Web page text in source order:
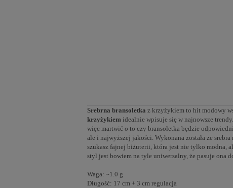
Srebrna bransoletka z krzyżykiem to hit modowy
krzyżykiem idealnie wpisuje się w najnowsze
więc martwić o to czy bransoletka będzie
ale i najwyższej jakości. Wykonana została ze
szukasz fajnej biżuterii, która jest nie tylko modna,
styl jest bowiem na tyle uniwersalny, że pasuje ona
Waga: ~1.0 g
Długość: 17 cm + 3 cm regulacja